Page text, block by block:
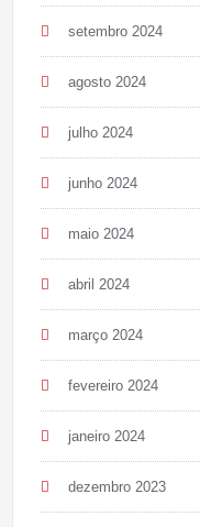
setembro 2024
agosto 2024
julho 2024
junho 2024
maio 2024
abril 2024
março 2024
fevereiro 2024
janeiro 2024
dezembro 2023